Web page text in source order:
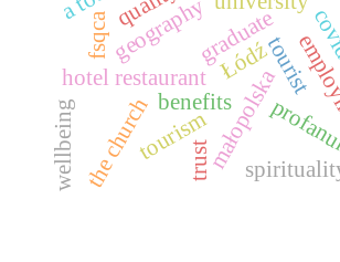
graduate
hotel restaurant Łódź
benefits
tourism
tourist
geography
małopolska
the church trust
fsqca
wellbeing